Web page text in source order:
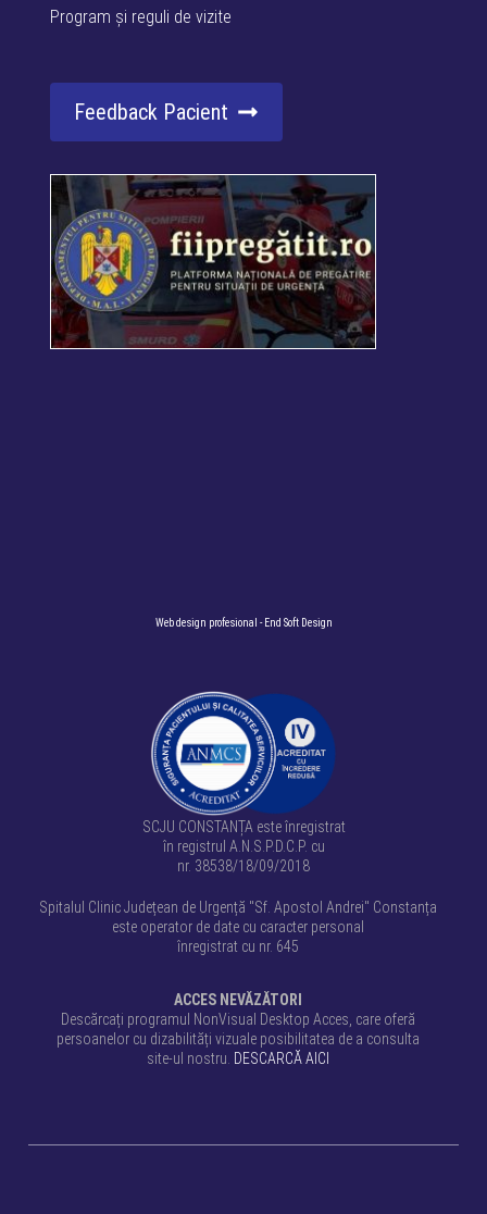
Web design profesional - End Soft Design
Program și reguli de vizite
Feedback Pacient
SCJU CONSTANȚA este înregistrat
în registrul A.N.S.P.D.C.P. cu
nr. 38538/18/09/2018
Spitalul Clinic Județean de Urgență "Sf. Apostol Andrei" Constanța
este operator de date cu caracter personal
înregistrat cu nr. 645
ACCES NEVĂZĂTORI
Descărcați programul NonVisual Desktop Acces, care oferă
persoanelor cu dizabilități vizuale posibilitatea de a consulta
site-ul nostru. DESCARCĂ AICI